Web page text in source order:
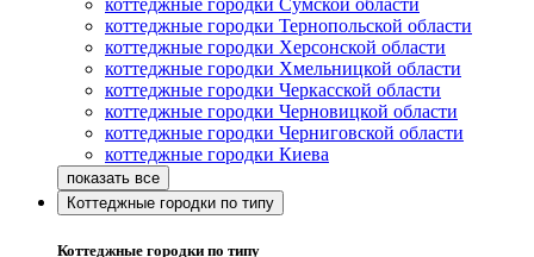
коттеджные городки Тернопольской области
коттеджные городки Херсонской области
коттеджные городки Хмельницкой области
коттеджные городки Черкасской области
коттеджные городки Черновицкой области
коттеджные городки Черниговской области
коттеджные городки Киева
Коттеджные городки по типу
Коттеджные городки по типу